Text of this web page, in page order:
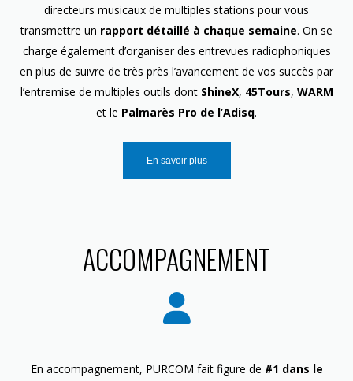
directeurs musicaux de multiples stations pour vous
transmettre un rapport détaillé à chaque semaine. On se
charge également d’organiser des entrevues radiophoniques
en plus de suivre de très près l’avancement de vos succès par
l’entremise de multiples outils dont ShineX, 45Tours, WARM
et le Palmarès Pro de l’Adisq.
En savoir plus
ACCOMPAGNEMENT
En accompagnement, PURCOM fait figure de #1 dans le